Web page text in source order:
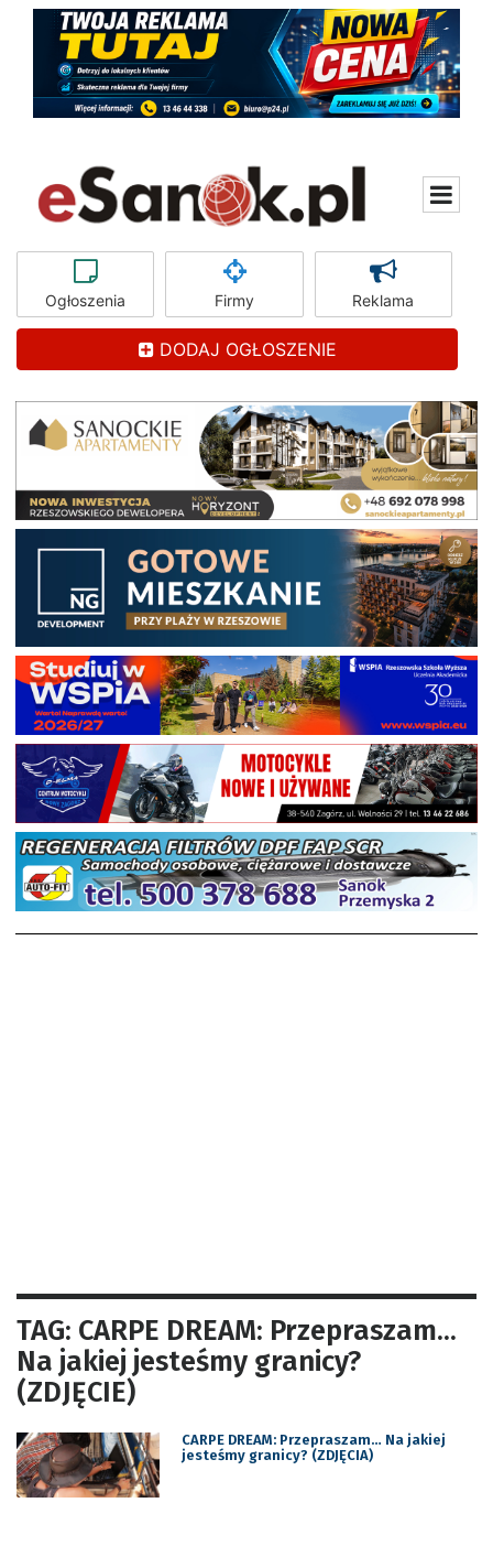
Ogłoszenia Firmy Reklama
DODAJ OGŁOSZENIE
TAG: CARPE DREAM: Przepraszam…
Na jakiej jesteśmy granicy?
(ZDJĘCIE)
CARPE DREAM: Przepraszam… Na jakiej
jesteśmy granicy? (ZDJĘCIA)